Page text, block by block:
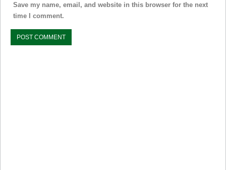
Save my name, email, and website in this browser for the next
time I comment.